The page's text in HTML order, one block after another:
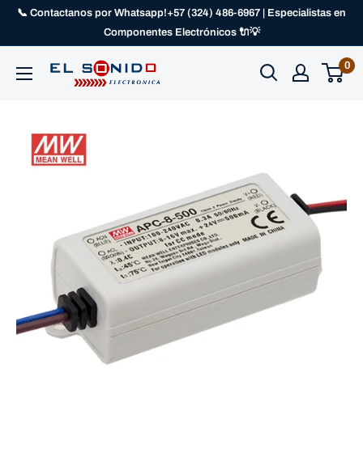
📞 Contactanos por Whatsapp!+57 (324) 486-6967 | Especialistas en
Componentes Electrónicos 🔌💡
0